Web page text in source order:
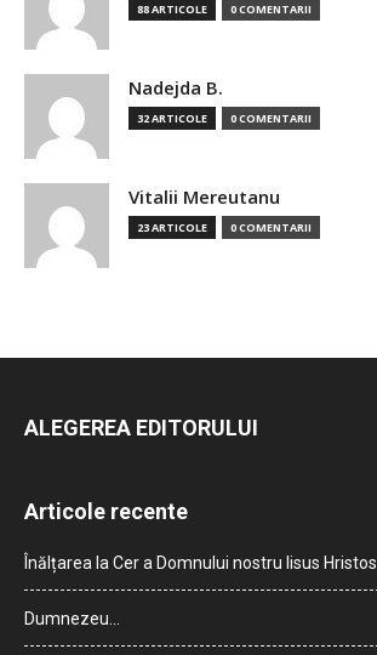
88 ARTICOLE 0 COMENTARII
Nadejda B.
32 ARTICOLE 0 COMENTARII
Vitalii Mereutanu
23 ARTICOLE 0 COMENTARII
ALEGEREA EDITORULUI
Articole recente
Înălțarea la Cer a Domnului nostru Iisus Hristos
Dumnezeu…